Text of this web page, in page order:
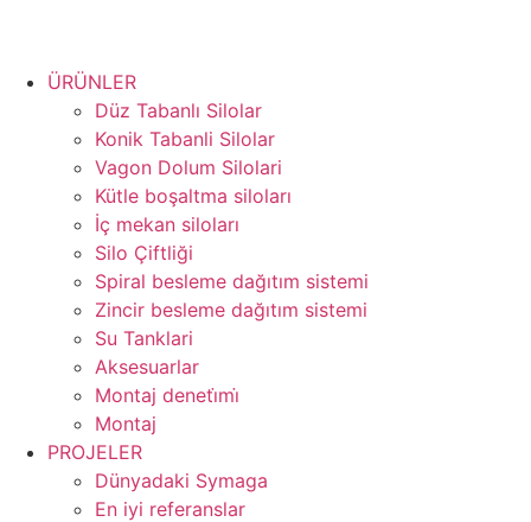
ÜRÜNLER
Düz Tabanlı Silolar
Konik Tabanli Silolar
Vagon Dolum Silolari
Kütle boşaltma siloları
İç mekan siloları
Silo Çiftliği
Spiral besleme dağıtım sistemi
Zincir besleme dağıtım sistemi
Su Tanklari
Aksesuarlar
Montaj deneti̇mi̇
Montaj
PROJELER
Dünyadaki Symaga
En iyi referanslar